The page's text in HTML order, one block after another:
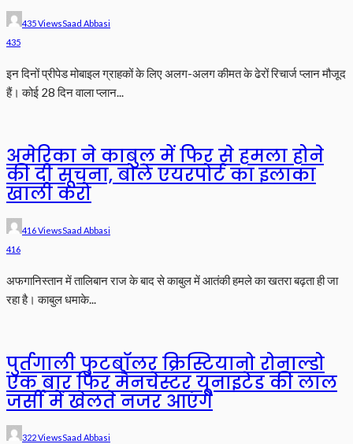
435 ViewsSaad Abbasi
435
इन दिनों प्रीपेड मोबाइल ग्राहकों के लिए अलग-अलग कीमत के ढेरों रिचार्ज प्लान मौजूद
हैं। कोई 28 दिन वाला प्लान...
अमेरिका ने काबुल में फिर से हमला होने
की दी सूचना, बोले एयरपोर्ट का इलाका
खाली करो
416 ViewsSaad Abbasi
416
अफगानिस्तान में तालिबान राज के बाद से काबुल में आतंकी हमले का खतरा बढ़ता ही जा
रहा है। काबुल धमाके...
पुर्तगाली फुटबॉलर क्रिस्टियानो रोनाल्डो
एक बार फिर मैनचेस्टर यूनाइटेड की लाल
जर्सी में खेलते नजर आएंगे
322 ViewsSaad Abbasi